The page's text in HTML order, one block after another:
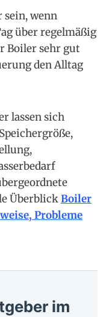
wenn
über regelmäßig
Boiler sehr gut
den Alltag
lassen sich
ÜberblickBoiler
Probleme
im